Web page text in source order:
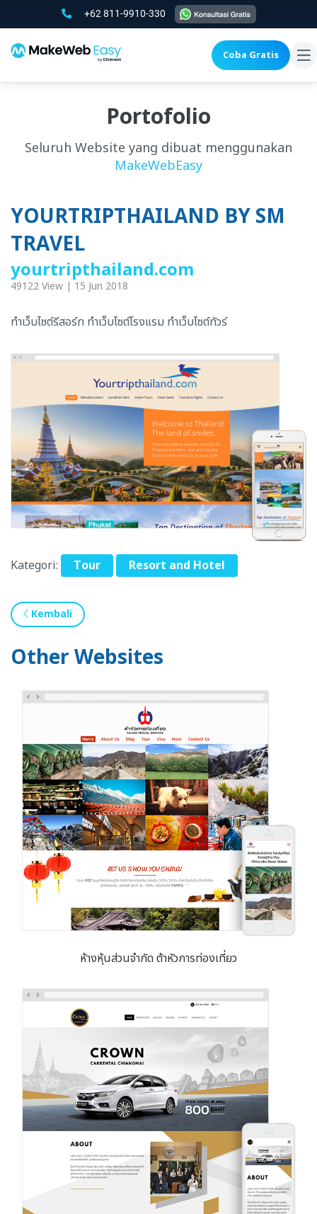
+62 811-9910-330
Coba Gratis
Portofolio
Seluruh Website yang dibuat menggunakan
MakeWebEasy
YOURTRIPTHAILAND BY SM
TRAVEL
yourtripthailand.com
49122 View | 15 Jun 2018
ทำเว็บไซต์รีสอร์ท ทำเว็บไซต์โรงแรม ทำเว็บไซต์ทัวร์
Kategori: Tour Resort and Hotel
Kembali
Other Websites
ห้างหุ้นส่วนจำกัด ต้าหัวการท่องเที่ยว